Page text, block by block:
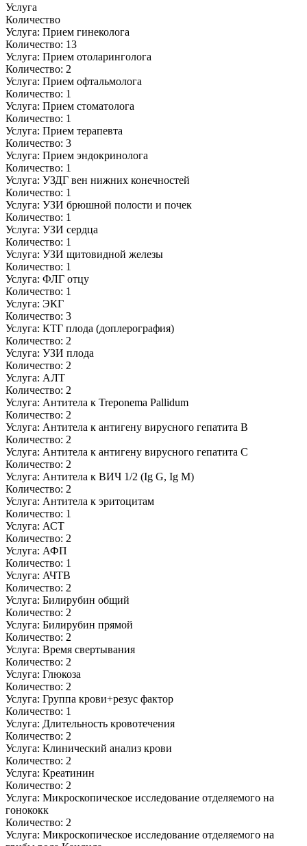
Услуга
Количество
Услуга: Прием гинеколога
Количество: 13
Услуга: Прием отоларинголога
Количество: 2
Услуга: Прием офтальмолога
Количество: 1
Услуга: Прием стоматолога
Количество: 1
Услуга: Прием терапевта
Количество: 3
Услуга: Прием эндокринолога
Количество: 1
Услуга: УЗДГ вен нижних конечностей
Количество: 1
Услуга: УЗИ брюшной полости и почек
Количество: 1
Услуга: УЗИ сердца
Количество: 1
Услуга: УЗИ щитовидной железы
Количество: 1
Услуга: ФЛГ отцу
Количество: 1
Услуга: ЭКГ
Количество: 3
Услуга: КТГ плода (доплерография)
Количество: 2
Услуга: УЗИ плода
Количество: 2
Услуга: АЛТ
Количество: 2
Услуга: Антитела к Treponema Pallidum
Количество: 2
Услуга: Антитела к антигену вирусного гепатита B
Количество: 2
Услуга: Антитела к антигену вирусного гепатита C
Количество: 2
Услуга: Антитела к ВИЧ 1/2 (Ig G, Ig M)
Количество: 2
Услуга: Антитела к эритоцитам
Количество: 1
Услуга: АСТ
Количество: 2
Услуга: АФП
Количество: 1
Услуга: АЧТВ
Количество: 2
Услуга: Билирубин общий
Количество: 2
Услуга: Билирубин прямой
Количество: 2
Услуга: Время свертывания
Количество: 2
Услуга: Глюкоза
Количество: 2
Услуга: Группа крови+резус фактор
Количество: 1
Услуга: Длительность кровотечения
Количество: 2
Услуга: Клинический анализ крови
Количество: 2
Услуга: Креатинин
Количество: 2
Услуга: Микроскопическое исследование отделяемого на
гонококк
Количество: 2
Услуга: Микроскопическое исследование отделяемого на